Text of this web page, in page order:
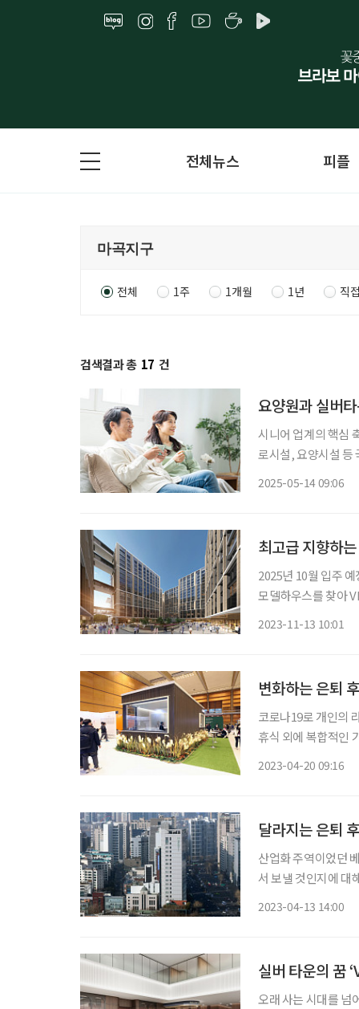
전체뉴스 피플
전체 1주 1개월 1년 직
검색결과 총 17 건
요양원과 실버
시니어 업계의 핵심
로시설, 요양시설 등
2025-05-14 09:06
최고급 지향하
2025년 10월 입주
모델하우스를 찾아
2023-11-13 10:01
변화하는 은퇴
코로나19로 개인의
휴식 외에 복합적인 기능
2023-04-20 09:16
달라지는 은퇴
산업화 주역이었던
서 보낼 것인지에 대해 고민하는 사람
2023-04-13 14:00
실버 타운의 꿈
오래 사는 시대를 넘